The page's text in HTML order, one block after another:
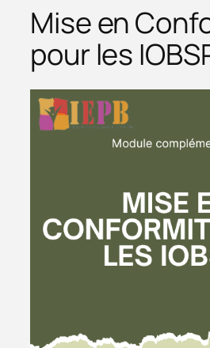
Mise en
pour les